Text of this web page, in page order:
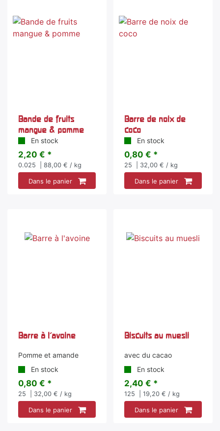
Bande de fruits
mangue & pomme
En stock
2,20 € *
0.025 | 88,00 € / kg
Dans le panier
Barre de noix de
coco
En stock
0,80 € *
25 | 32,00 € / kg
Dans le panier
Barre à l'avoine
Pomme et amande
En stock
0,80 € *
25 | 32,00 € / kg
Dans le panier
Biscuits au muesli
avec du cacao
En stock
2,40 € *
125 | 19,20 € / kg
Dans le panier